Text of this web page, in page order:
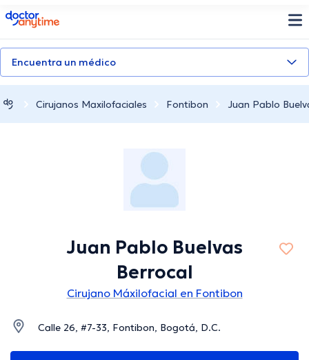
doctoranytime
Encuentra un médico
Cirujanos Maxilofaciales Fontibon Juan Pablo
Juan Pablo Buelvas
Berrocal
Cirujano Máxilofacial en Fontibon
Calle 26, #7-33, Fontibon, Bogotá, D.C.